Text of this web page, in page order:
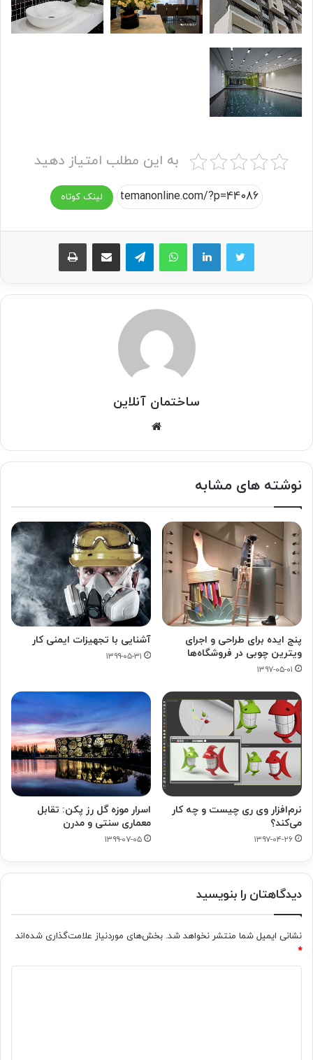
به این مطلب امتیاز دهید
لینک کوتاه
واتس آپ تلگرام اشتراک گذاری از طریق ایمیل چاپ
ساختمان آنلاین
نوشته های مشابه
پنج ایده‌ برای طراحی و اجرای
ویترین چوبی در فروشگاه‌‌ها
۱۳۹۷-۰۵-۰۱
آشنایی با تجهیزات ایمنی کار
۱۳۹۹-۰۵-۳۱
نرم‌افزار وی ری چیست و چه کار
می‌کند؟
۱۳۹۷-۰۴-۲۶
اسرار موزه گل رز پکن: تقابل
معماری سنتی و مدرن
۱۳۹۹-۰۷-۰۵
دیدگاهتان را بنویسید
نشانی ایمیل شما منتشر نخواهد شد. بخش‌های موردنیاز علامت‌گذاری شده‌اند
*